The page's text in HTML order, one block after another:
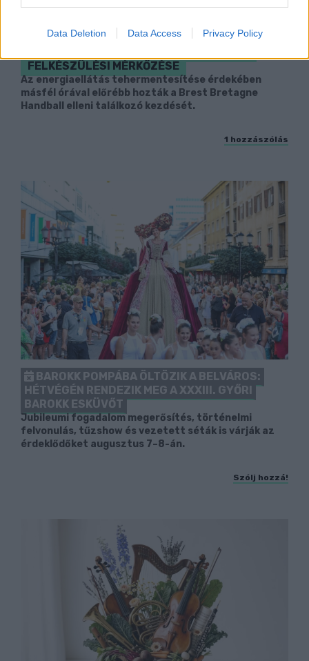
Data Deletion Data Access Privacy Policy
ENERGIATAKARÉKOSSÁG: KORÁBBAN
FELKÉSZÜLÉSI MÉRKŐZÉSE
Az energiaellátás tehermentesítése érdekében
másfél órával előrébb hozták a Brest Bretagne
Handball elleni találkozó kezdését.
1 hozzászólás
BAROKK POMPÁBA ÖLTÖZIK A BELVÁROS:
HÉTVÉGÉN RENDEZIK MEG A XXXIII. GYŐRI
BAROKK ESKÜVŐT
Jubileumi fogadalom megerősítés, történelmi
felvonulás, tűzshow és vezetett séták is várják az
érdeklődőket augusztus 7–8-án.
Szólj hozzá!